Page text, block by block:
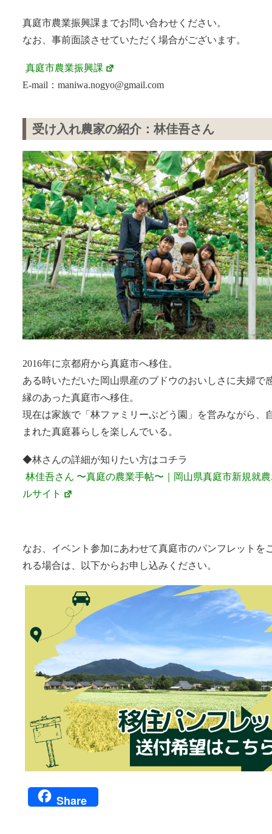
真庭市農業振興課までお問い合わせください。
なお、事前面談させていただく場合がございます。
真庭市農業振興課
E-mail：maniwa.nogyo@gmail.com
受け入れ農家の紹介：林佳吾さん
2016年に京都府から真庭市へ移住。
ある時いただいた岡山県産のブドウのおいしさに夫婦で
縁のあった真庭市へ移住。
現在は家族で「林ファミリーぶどう園」を営みながら、
まれた真庭暮らしを楽しんでいる。
◆林さんの詳細が知りたい方はコチラ
林佳吾さん 〜真庭の農業手帖〜｜岡山県真庭市新規就
ルサイト
なお、イベント参加にあわせて真庭市のパンフレットを
れる場合は、以下からお申し込みください。
Share